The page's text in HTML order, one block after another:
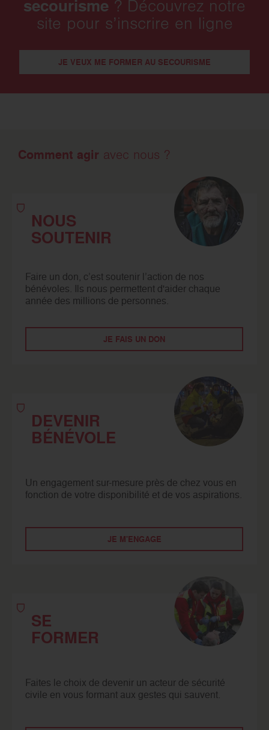
secourisme ? Découvrez notre
site pour s’inscrire en ligne
JE VEUX ME FORMER AU SECOURISME
Comment agir avec nous ?
NOUS
SOUTENIR
Faire un don, c’est soutenir l’action de nos
bénévoles. Ils nous permettent d'aider chaque
année des millions de personnes.
JE FAIS UN DON
DEVENIR
BÉNÉVOLE
Un engagement sur-mesure près de chez vous en
fonction de votre disponibilité et de vos aspirations.
JE M'ENGAGE
SE
FORMER
Faites le choix de devenir un acteur de sécurité
civile en vous formant aux gestes qui sauvent.